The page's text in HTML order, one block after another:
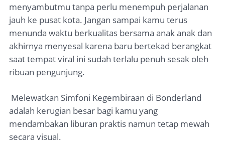
menyambutmu tanpa perlu menempuh perjalanan
jauh ke pusat kota. Jangan sampai kamu terus
menunda waktu berkualitas bersama anak anak dan
akhirnya menyesal karena baru bertekad berangkat
saat tempat viral ini sudah terlalu penuh sesak oleh
ribuan pengunjung.
Melewatkan Simfoni Kegembiraan di Bonderland
adalah kerugian besar bagi kamu yang
mendambakan liburan praktis namun tetap mewah
secara visual.